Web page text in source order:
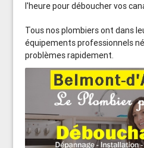
l'heure pour déboucher vos
Tous nos plombiers ont dans
équipements professionnels
problèmes rapidement.